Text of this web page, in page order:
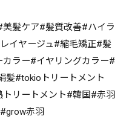
髪ケア#髪質改善#ハイラ
イヤージュ#縮毛矯正#髪
ラー#イヤリングカラー#
髪#tokioトリートメント
リートメント#韓国#赤羽
赤羽